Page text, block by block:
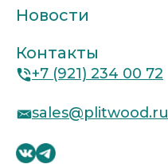
Новости
Контакты
+7 (921) 234 00 72
sales@plitwood.ru